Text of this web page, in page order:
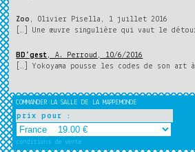
Zoo , Olivier Pisella, 1 juillet 2016
[…] Une œuvre singulière qui vaut le
BD’gest, A. Perroud, 10/6/2016
[…] Yokoyama pousse les codes de son art
COMMANDER LA SALLE DE LA MAPPEMONDE
prix pour :
conditions de vente